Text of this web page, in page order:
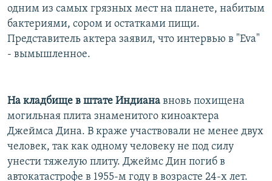
одним из самых грязных мест на планете, набитым
бактериями, сором и остатками пищи.
Представитель актера заявил, что интервью в "Eva"
- вымышленное.
На кладбище в штате Индиана вновь похищена
могильная плита знаменитого киноактера
Джеймса Дина. В краже участвовали не менее двух
человек, так как одному человеку не под силу
унести тяжелую плиту. Джеймс Дин погиб в
автокатастрофе в 1955-м году в возрасте 24-х лет.